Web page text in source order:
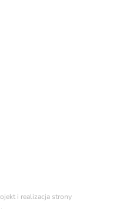
i realizacja strony